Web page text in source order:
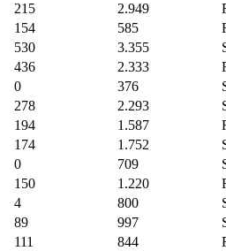
215 2.949
154 585
530 3.355
436 2.333
0 376
278 2.293
194 1.587
174 1.752
0 709
150 1.220
4 800
89 997
111 844